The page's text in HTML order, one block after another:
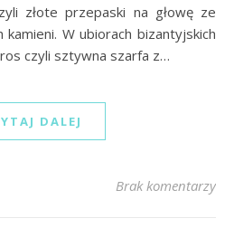
złote przepaski na głowę ze
W ubiorach bizantyjskich
czyli sztywna szarfa z…
DALEJ
Brak komentarzy